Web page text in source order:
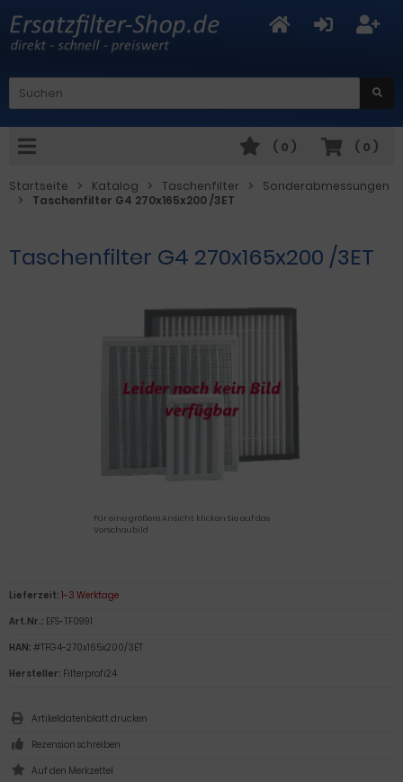
( 0 )
( 0 )
Startseite Katalog Taschenfilter
Sonderabmessungen
Taschenfilter G4 270x165x200 /3ET
Taschenfilter G4 270x165x200 /3ET
Für eine größere Ansicht klicken Sie auf das
Vorschaubild
Lieferzeit: 1-3 Werktage
Art.Nr.: EFS-TF0991
HAN: #TFG4-270x165x200/3ET
Hersteller: Filterprofi24
Artikeldatenblatt drucken
Rezension schreiben